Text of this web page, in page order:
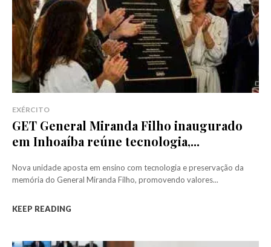
EXÉRCITO
GET General Miranda Filho inaugurado
em Inhoaíba reúne tecnologia,...
Nova unidade aposta em ensino com tecnologia e preservação da
memória do General Miranda Filho, promovendo valores...
KEEP READING